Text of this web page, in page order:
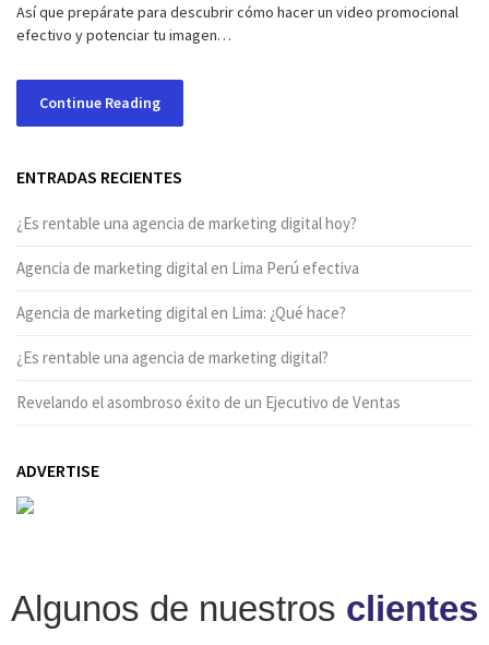
Así que prepárate para descubrir cómo hacer un video promocional
efectivo y potenciar tu imagen…
Continue Reading
ENTRADAS RECIENTES
¿Es rentable una agencia de marketing digital hoy?
Agencia de marketing digital en Lima Perú efectiva
Agencia de marketing digital en Lima: ¿Qué hace?
¿Es rentable una agencia de marketing digital?
Revelando el asombroso éxito de un Ejecutivo de Ventas
ADVERTISE
Algunos de nuestros clientes